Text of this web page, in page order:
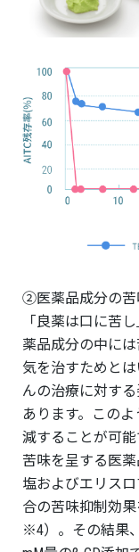
②医薬品成分の苦
「良薬は口に苦
薬品成分の中に
気を治すためと
んの治療に対す
あります。この
減することが可能
苦味を呈する医
塩およびエリス
合の苦味抑制効
※4）。その結果